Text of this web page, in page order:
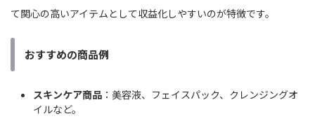
て関心の高いアイテムとして収益化しやすいのが特徴です。
おすすめの商品例
スキンケア商品 ：美容液、フェイスパック、クレンジングオ
イルなど。